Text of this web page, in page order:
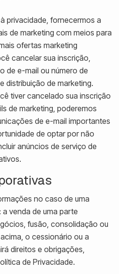
privacidade, fornecermos a
de marketing com meios para
ofertas marketing
cancelar sua inscrição,
de e-mail ou número de
distribuição de marketing.
tiver cancelado sua inscrição
de marketing, poderemos
de e-mail importantes
de optar por não
anúncios de serviço de
no caso de uma
venda de uma parte
fusão, consolidação ou
o cessionário ou a
direitos e obrigações,
de Privacidade.